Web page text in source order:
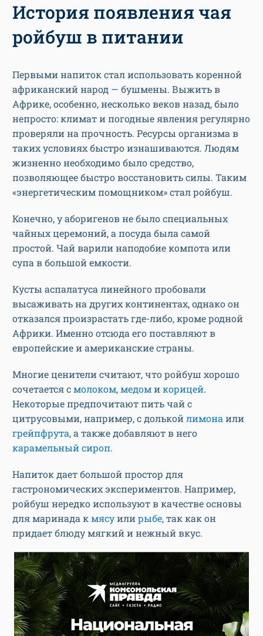
История появления чая
ройбуш в питании
Первыми напиток стал использовать коренной
африканский народ — бушмены. Выжить в
Африке, особенно, несколько веков назад, было
непросто: климат и погодные явления регулярно
проверяли на прочность. Ресурсы организма в
таких условиях быстро изнашиваются. Людям
жизненно необходимо было средство,
позволяющее быстро восстановить силы. Таким
«энергетическим помощником» стал ройбуш.
Конечно, у аборигенов не было специальных
чайных церемоний, а посуда была самой
простой. Чай варили наподобие компота или
супа в большой емкости.
Кусты аспалатуса линейного пробовали
высаживать на других континентах, однако он
отказался произрастать где-либо, кроме родной
Африки. Именно отсюда его поставляют в
европейские и американские страны.
Многие ценители считают, что ройбуш хорошо
сочетается смолоком,медомикорицей.
Некоторые предпочитают пить чай с
цитрусовыми, например, с долькойлимонаили
грейпфрута, а также добавляют в него
карамельный сироп.
Напиток дает большой простор для
гастрономических экспериментов. Например,
ройбуш нередко используют в качестве основы
для маринада кмясуилирыбе, так как он
придает блюду мягкий и нежный вкус.